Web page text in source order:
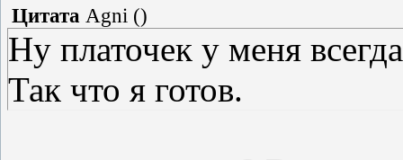
Цитата Agni ()
Ну платочек у меня
Так что я готов.